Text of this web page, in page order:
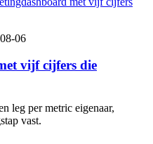
06
vijf cijfers die
leg per metric eigenaar,
vast.